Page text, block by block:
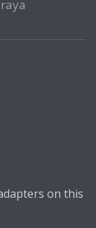
on this